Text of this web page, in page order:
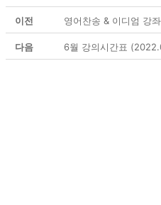
이전 영어찬송 & 이디엄 강
다음 6월 강의시간표